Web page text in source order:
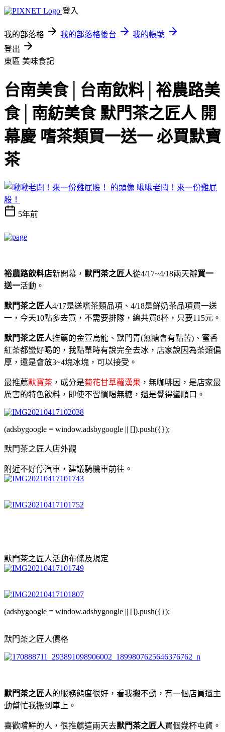
登入
我的部落格 我的部落格後台
我的帳號
登出
東區 美味食記
台南美食│台南飲料│裕農路美
食│南紡美食 默門茶之匠人 開
幕慶 嗜茶類買一送一 必買默寶
茶
啾啾老闆！來一份雞屁
股！
5年前
裕農路飲料店新開幕， 默門茶之匠人從4/17~4/18兩天辦買一
送一活動。
默門茶之匠人4/17是送嗜茶類品項、4/18是鮮奶茶品項買一送
一，今天10點多去買，不需要排隊，總共買8杯，只要115元。
默門茶之匠人推薦的金萱烏龍、默門青(無糖會有點苦)、蜜香
紅茶都蠻好喝的，我點單時有說完全去冰，店家說因為茶類偏
厚，還是會放3~4塊冰塊，可以接受。
最推薦默寶茶 ，成分是菊花甘草蘿漢果 ，無咖啡因，是店家最
厲害的特色飲料，即使不習慣喝無糖，還是覺得蠻順口。
(adsbygoogle = window.adsbygoogle || []).push({});
默門茶之匠人店外觀
附近不好停汽車，建議騎機車前往。
默門茶之匠人活動布條及規定
(adsbygoogle = window.adsbygoogle || []).push({});
默門茶之匠人價格
默門茶之匠人的服務態度很好，看我搬不動，有一個店員還主
動幫忙我搬到車上。
喜歡嚐鮮的人，很推薦這兩天去默門茶之匠人買個幾杯屯貨。